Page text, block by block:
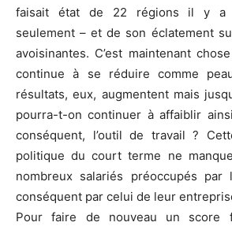
faisait état de 22 régions il y a
seulement – et de son éclatement
avoisinantes. C’est maintenant
continue à se réduire comme
résultats, eux, augmentent mais
pourra-t-on continuer à affaiblir
conséquent, l’outil de travail ?
politique du court terme ne
nombreux salariés préoccupés
conséquent par celui de leur
Pour faire de nouveau un score